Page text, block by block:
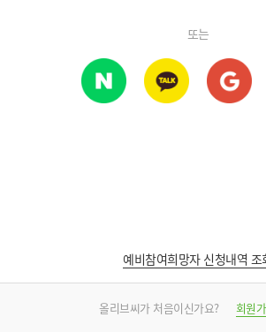
또는
예비참여희망자 신청내역 조
올리브씨가 처음이신가요? 회원